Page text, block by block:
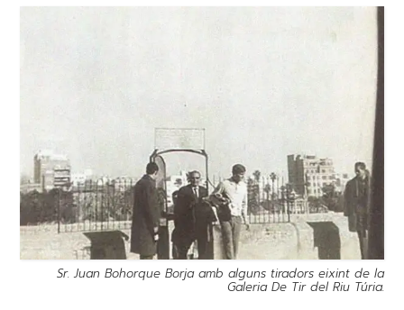
Sr. Juan Bohorque Borja amb alguns tiradors eixint de la
Galeria De Tir del Riu Túria.